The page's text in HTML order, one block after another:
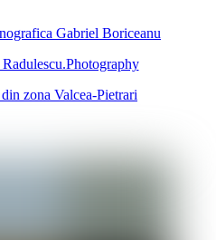
Gabriel Boriceanu
zona Valcea-Pietrari